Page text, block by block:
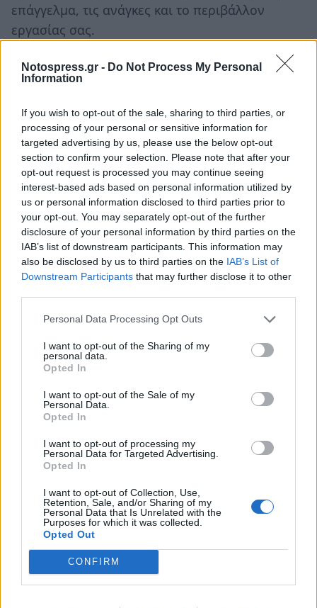
Notospress.gr - Do Not Process My Personal
Information
If you wish to opt-out of the sale, sharing to third parties, or
processing of your personal or sensitive information for
targeted advertising by us, please use the below opt-out
section to confirm your selection. Please note that after your
opt-out request is processed you may continue seeing
interest-based ads based on personal information utilized by
us or personal information disclosed to third parties prior to
your opt-out. You may separately opt-out of the further
disclosure of your personal information by third parties on the
IAB’s list of downstream participants. This information may
also be disclosed by us to third parties on the IAB’s List of
Downstream Participants that may further disclose it to other
Personal Data Processing Opt Outs
I want to opt-out of the Sharing of my
personal data.
Opted In
I want to opt-out of the Sale of my
Personal Data.
Opted In
I want to opt-out of processing my
Personal Data for Targeted Advertising.
Opted In
I want to opt-out of Collection, Use,
Retention, Sale, and/or Sharing of my
Personal Data that Is Unrelated with the
Purposes for which it was collected.
Opted Out
CONFIRM
επάγγελμα, τις ανάγκες και το περιβάλλον
εργασίας σας.
Η συνεργασία με επαγγελματίες στον χώρο των
ρούχων εργασίας σας διασφαλίζει ότι τα
κατάλληλα αλλά και εναρμονισμένα με τις
σύγχρονες απαιτήσεις υγιεινής και ασφάλειας
στον εργασιακό χώρο.
Έρευνες δείχνουν ότι το 67% των
επαγγελματιών που φορούν εξειδικευμένο
ρουχισμό δηλώνουν αυξημένο αίσθημα
ασφάλειας και επαγγελματικής αυτοπεποίθησης.
Η αγορά ρούχων εργασίας είναι μια επένδυση
ποιότητα της δουλειάς σας. Αποφεύγοντας τα
παραπάνω λάθη και επιλέγοντας υπεύθυνα,
εξασφαλίζετε περισσότερα από απλή προστασία
βιωσιμότητα.
Ακολουθήστε το
notospress.gr
στο Google News και
μάθετε πρώτοιόλες τις ειδήσεις
ΡΟΥΧΑ ΡΟΥΧΑ ΕΡΓΑΣΙΑΣ ΞΕΝΗ ΔΗΜΟΣΙΕΥΣΗ